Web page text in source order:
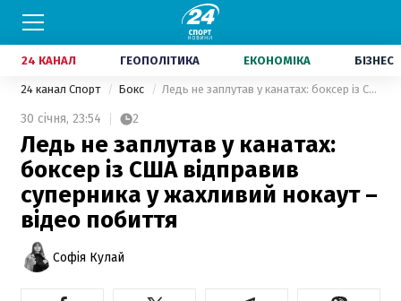
24 КАНАЛ ГЕОПОЛІТИКА ЕКОНОМІКА БІЗНЕС
24 канал Спорт Бокс Ледь не заплутав у канатах: боксер із США відправив суперника у жахливий нокаут – відео побиття
30 січня, 23:54 2
Ледь не заплутав у канатах:
боксер із США відправив
суперника у жахливий нокаут –
відео побиття
Софія Кулай